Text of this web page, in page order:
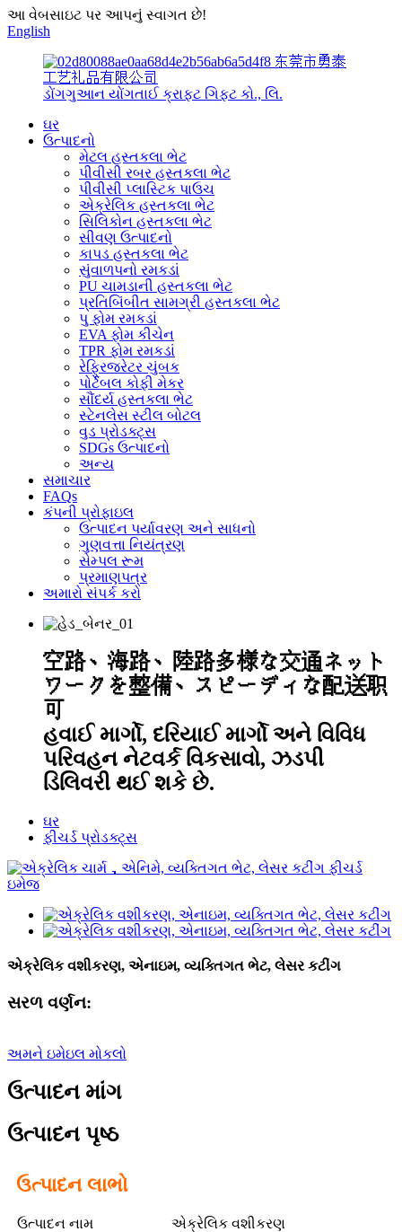
આ વેબસાઇટ પર આપનું સ્વાગત છે!
English
东莞市勇泰
工艺礼品有限公司
ડોંગગુઆન યોંગતાઈ ક્રાફ્ટ ગિફ્ટ કો., લિ.
ઘર
ઉત્પાદનો
મેટલ હસ્તકલા ભેટ
પીવીસી રબર હસ્તકલા ભેટ
પીવીસી પ્લાસ્ટિક પાઉચ
એક્રેલિક હસ્તકલા ભેટ
સિલિકોન હસ્તકલા ભેટ
સીવણ ઉત્પાદનો
કાપડ હસ્તકલા ભેટ
સુંવાળપનો રમકડાં
PU ચામડાની હસ્તકલા ભેટ
પ્રતિબિંબીત સામગ્રી હસ્તકલા ભેટ
પુ ફોમ રમકડાં
EVA ફોમ કીચેન
TPR ફોમ રમકડાં
રેફ્રિજરેટર ચુંબક
પોર્ટેબલ કોફી મેકર
સૌંદર્ય હસ્તકલા ભેટ
સ્ટેનલેસ સ્ટીલ બોટલ
વુડ પ્રોડક્ટ્સ
SDGs ઉત્પાદનો
અન્ય
સમાચાર
FAQs
કંપની પ્રોફાઇલ
ઉત્પાદન પર્યાવરણ અને સાધનો
ગુણવત્તા નિયંત્રણ
સેમ્પલ રૂમ
પ્રમાણપત્ર
અમારો સંપર્ક કરો
空路、海路、陸路多様な交通ネット
ワークを整備、スピーディな配送职
可
હવાઈ ​​માર્ગો, દરિયાઈ માર્ગો અને વિવિધ
પરિવહન નેટવર્ક વિકસાવો, ઝડપી
ડિલિવરી થઈ શકે છે.
ઘર
ફીચર્ડ પ્રોડક્ટ્સ
એક્રેલિક વશીકરણ, એનાઇમ, વ્યક્તિગત ભેટ, લેસર કટીંગ
સરળ વર્ણન:
અમને ઇમેઇલ મોકલો
ઉત્પાદન માંગ
ઉત્પાદન પૃષ્ઠ
ઉત્પાદન લાભો
ઉત્પાદન નામ
એક્રેલિક વશીકરણ